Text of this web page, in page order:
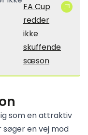
FA Cup
redder
ikke
skuffende
sæson
som en attraktiv
en vej mod